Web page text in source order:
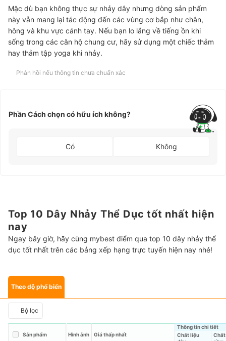
Mặc dù bạn không thực sự nhảy dây nhưng dòng sản phẩm
này vẫn mang lại tác động đến các vùng cơ bắp như chân,
hông và khu vực cánh tay. Nếu bạn lo lắng về tiếng ồn khi
sống trong các căn hộ chung cư, hãy sử dụng một chiếc thảm
hay thảm tập yoga khi nhảy.
Phản hồi nếu thông tin chưa chuẩn xác
Phần Cách chọn có hữu ích không?
Có Không
Top 10 Dây Nhảy Thể Dục tốt nhất hiện
nay
Ngay bây giờ, hãy cùng mybest điểm qua top 10 dây nhảy thể
dục tốt nhất trên các bảng xếp hạng trực tuyến hiện nay nhé!
Theo độ phổ biến
Bộ lọc
Sản phẩm Hình ảnh Giá thấp nhất
Thông tin chi tiết
Chất liệu